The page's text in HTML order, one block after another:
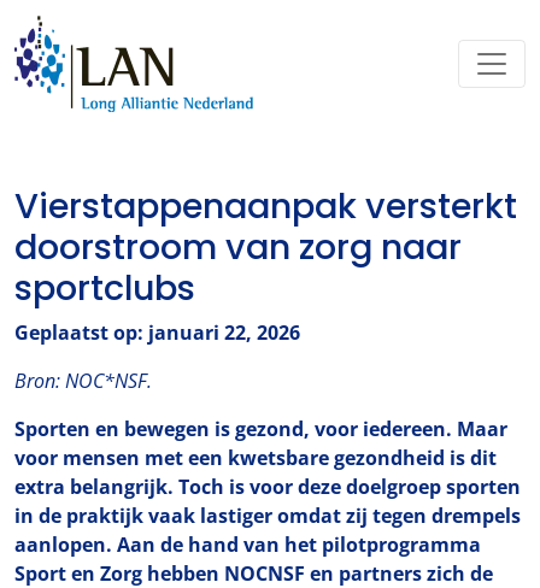
Vierstappenaanpak versterkt
doorstroom van zorg naar
sportclubs
Geplaatst op: januari 22, 2026
Bron: NOC*NSF.
Sporten en bewegen is gezond, voor iedereen. Maar
voor mensen met een kwetsbare gezondheid is dit
extra belangrijk. Toch is voor deze doelgroep sporten
in de praktijk vaak lastiger omdat zij tegen drempels
aanlopen. Aan de hand van het pilotprogramma
Sport en Zorg hebben NOCNSF en partners zich de